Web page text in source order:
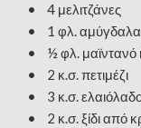
• 4 μελιτζάνες
• 1 φλ. αμύγδαλα,
• ½ φλ. μαϊντανό
• 2 κ.σ. πετιμέζι
• 3 κ.σ.
• 2 κ.σ. ξίδι από